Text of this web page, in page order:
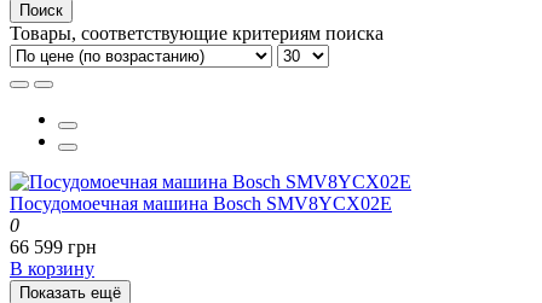
Товары, соответствующие критериям поиска
Посудомоечная машина Bosch SMV8YCX02E
0
66 599 грн
В корзину
Показать ещё